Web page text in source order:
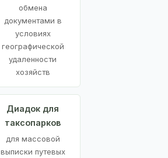
обмена
документами в
условиях
географической
удаленности
хозяйств
Диадок для
таксопарков
для массовой
выписки путевых